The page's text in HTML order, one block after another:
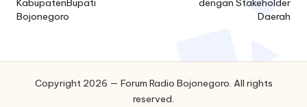
KabupatenBupati
Bojonegoro
dengan Stakeholder
Daerah
Copyright 2026 — Forum Radio Bojonegoro. All rights
reserved.